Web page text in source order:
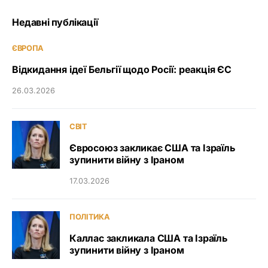
Недавні публікації
ЄВРОПА
Відкидання ідеї Бельгії щодо Росії: реакція ЄС
26.03.2026
СВІТ
Євросоюз закликає США та Ізраїль
зупинити війну з Іраном
17.03.2026
ПОЛІТИКА
Каллас закликала США та Ізраїль
зупинити війну з Іраном